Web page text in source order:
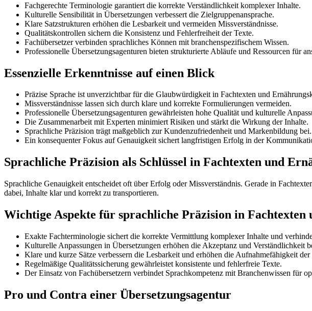
Fachgerechte Terminologie garantiert die korrekte Verständlichkeit komplexer Inhalte.
Kulturelle Sensibilität in Übersetzungen verbessert die Zielgruppenansprache.
Klare Satzstrukturen erhöhen die Lesbarkeit und vermeiden Missverständnisse.
Qualitätskontrollen sichern die Konsistenz und Fehlerfreiheit der Texte.
Fachübersetzer verbinden sprachliches Können mit branchenspezifischem Wissen.
Professionelle Übersetzungsagenturen bieten strukturierte Abläufe und Ressourcen für
Essenzielle Erkenntnisse auf einen Blick
Präzise Sprache ist unverzichtbar für die Glaubwürdigkeit in Fachtexten und
Missverständnisse lassen sich durch klare und korrekte Formulierungen vermeiden.
Professionelle Übersetzungsagenturen gewährleisten hohe Qualität und kulturelle
Die Zusammenarbeit mit Experten minimiert Risiken und stärkt die Wirkung der Inhalte.
Sprachliche Präzision trägt maßgeblich zur Kundenzufriedenheit und Markenbildung bei.
Ein konsequenter Fokus auf Genauigkeit sichert langfristigen Erfolg in der
Sprachliche Präzision als Schlüssel in Fachtexten und
Sprachliche Genauigkeit entscheidet oft über Erfolg oder Missverständnis. Gerade in
dabei, Inhalte klar und korrekt zu transportieren.
Wichtige Aspekte für sprachliche Präzision in
Exakte Fachterminologie sichert die korrekte Vermittlung komplexer Inhalte und
Kulturelle Anpassungen in Übersetzungen erhöhen die Akzeptanz und Verständlichkeit
Klare und kurze Sätze verbessern die Lesbarkeit und erhöhen die Aufnahmefähigkeit der
Regelmäßige Qualitätssicherung gewährleistet konsistente und fehlerfreie Texte.
Der Einsatz von Fachübersetzern verbindet Sprachkompetenz mit Branchenwissen für
Pro und Contra einer Übersetzungsagentur